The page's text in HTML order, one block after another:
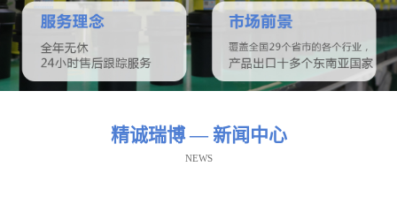
精诚瑞博 — 新闻中心
NEWS